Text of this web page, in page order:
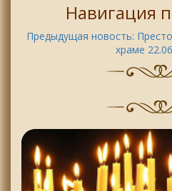
Навигация
Предыдущая новость:
храме